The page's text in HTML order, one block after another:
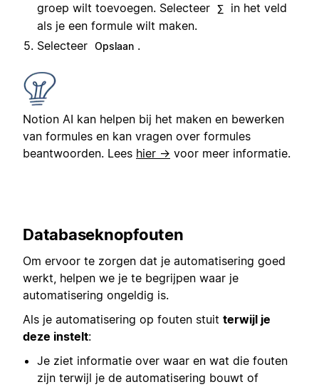
groep wilt toevoegen. Selecteer ∑
in het veld
als je een formule wilt maken.
Selecteer Opslaan .
Notion AI kan helpen bij het maken en bewerken
van formules en kan vragen over formules
beantwoorden. Lees hier → voor meer informatie.
Databaseknopfouten
Om ervoor te zorgen dat je automatisering goed
werkt, helpen we je te begrijpen waar je
automatisering ongeldig is.
Als je automatisering op fouten stuit terwijl je
deze instelt:
Je ziet informatie over waar en wat die fouten
zijn terwijl je de automatisering bouwt of